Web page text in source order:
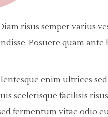
risus semper varius
Posuere quam
enim ultrices sed
scelerisque facilisis
fermentum vitae odio eu